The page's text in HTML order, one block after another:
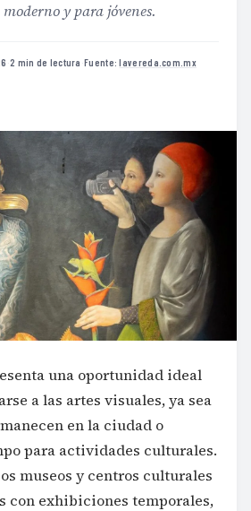
y para jóvenes.
·2 min de lectura ·Fuente:lavereda.com.mx
una oportunidad ideal
a las artes visuales, ya sea
en la ciudad o
para actividades culturales.
museos y centros culturales
con exhibiciones temporales,